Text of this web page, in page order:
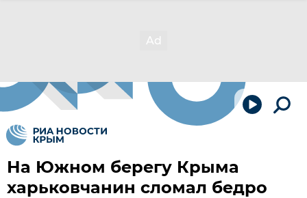
На Южном берегу Крыма
харьковчанин сломал бедро